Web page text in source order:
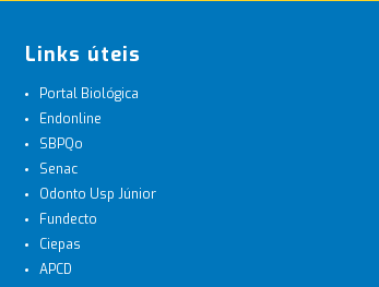
Links úteis
Portal Biológica
Endonline
SBPQo
Senac
Odonto Usp Júnior
Fundecto
Ciepas
APCD